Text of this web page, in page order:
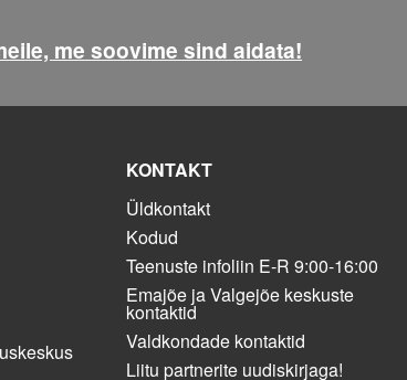
me soovime sind aidata!
KONTAKT
Üldkontakt
Kodud
Teenuste infoliin E-R 9:00-16:00
Emajõe ja Valgejõe keskuste
kontaktid
Valdkondade kontaktid
Liitu partnerite uudiskirjaga!